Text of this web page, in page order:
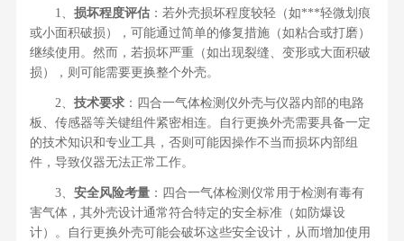
1、 损坏程度评估：若外壳损坏程度较轻（如***轻微划痕
或小面积破损），可能通过简单的修复措施（如粘合或打磨）
继续使用。然而，若损坏严重（如出现裂缝、变形或大面积破
损），则可能需要更换整个外壳。
2、 技术要求：四合一气体检测仪外壳与仪器内部的电路
板、传感器等关键组件紧密相连。自行更换外壳需要具备一定
的技术知识和专业工具，否则可能因操作不当而损坏内部组
件，导致仪器无法正常工作。
3、 安全风险考量：四合一气体检测仪常用于检测有毒有
害气体，其外壳设计通常符合特定的安全标准（如防爆设
计）。自行更换外壳可能会破坏这些安全设计，从而增加使用